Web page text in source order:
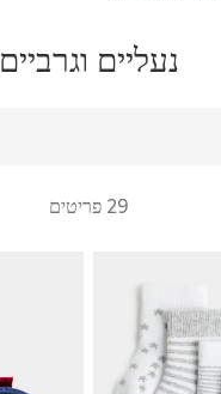
נעליים וגרביים
29 פריטים